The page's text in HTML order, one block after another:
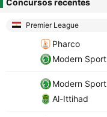
Concursos recentes
Premier League
Pharco
Modern Sport
Modern Sport
Al-Ittihad